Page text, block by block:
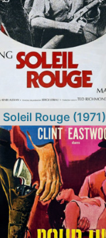
Soleil Rouge (1971)